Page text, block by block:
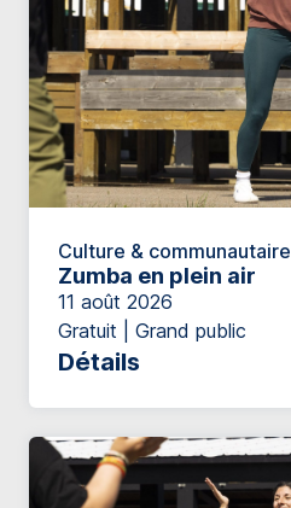
Culture & communautaire
Zumba en plein air
11 août 2026
Gratuit | Grand public
Détails